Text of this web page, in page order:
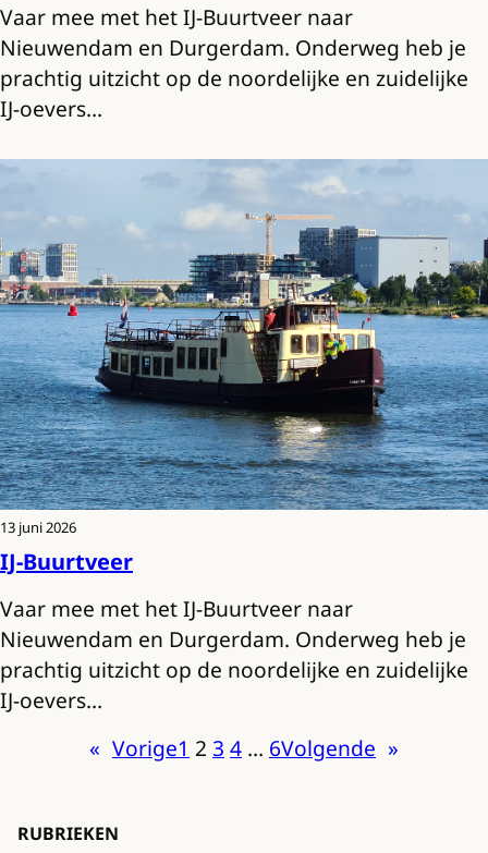
Vaar mee met het IJ-Buurtveer naar
Nieuwendam en Durgerdam. Onderweg heb je
prachtig uitzicht op de noordelijke en zuidelijke
IJ-oevers…
13 juni 2026
IJ-Buurtveer
Vaar mee met het IJ-Buurtveer naar
Nieuwendam en Durgerdam. Onderweg heb je
prachtig uitzicht op de noordelijke en zuidelijke
IJ-oevers…
« Vorige1 2 3 4 … 6Volgende »
RUBRIEKEN